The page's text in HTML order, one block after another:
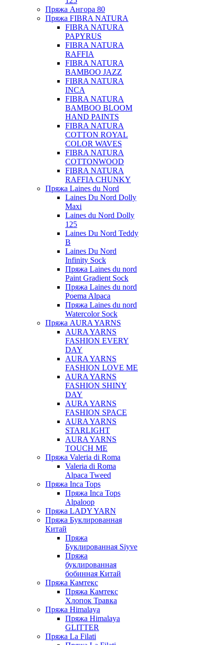
Пряжа Ангора 80
Пряжа FIBRA NATURA
FIBRA NATURA
PAPYRUS
FIBRA NATURA
RAFFIA
FIBRA NATURA
BAMBOO JAZZ
FIBRA NATURA
INCA
FIBRA NATURA
BAMBOO BLOOM
HAND PAINTS
FIBRA NATURA
COTTON ROYAL
COLOR WAVES
FIBRA NATURA
COTTONWOOD
FIBRA NATURA
RAFFIA CHUNKY
Пряжа Laines du Nord
Laines Du Nord Dolly
Maxi
Laines du Nord Dolly
125
Laines Du Nord Teddy
B
Laines Du Nord
Infinity Sock
Пряжа Laines du nord
Paint Gradient Sock
Пряжа Laines du nord
Poema Alpaca
Пряжа Laines du nord
Watercolor Sock
Пряжа AURA YARNS
AURA YARNS
FASHION EVERY
DAY
AURA YARNS
FASHION LOVE ME
AURA YARNS
FASHION SHINY
DAY
AURA YARNS
FASHION SPACE
AURA YARNS
STARLIGHT
AURA YARNS
TOUCH ME
Пряжа Valeria di Roma
Valeria di Roma
Alpaca Tweed
Пряжа Inca Tops
Пряжа Inca Tops
Alpaloop
Пряжа LADY YARN
Пряжа Буклированная
Китай
Пряжа
Буклированная Siyve
Пряжа
буклированная
бобинная Китай
Пряжа Камтекс
Пряжа Камтекс
Хлопок Травка
Пряжа Himalaya
Пряжа Himalaya
GLITTER
Пряжа La Filati